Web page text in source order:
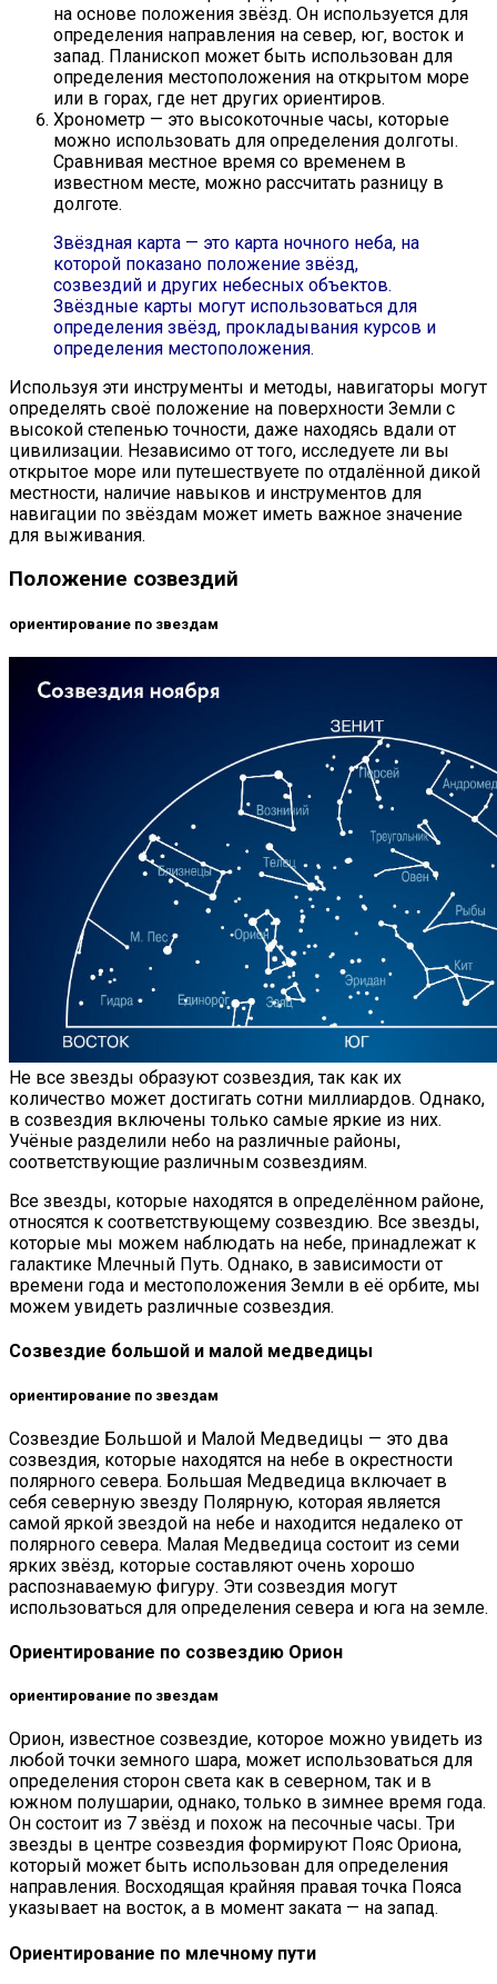
на основе положения звёзд. Он используется для
определения направления на север, юг, восток и
запад. Планископ может быть использован для
определения местоположения на открытом море
или в горах, где нет других ориентиров.
Хронометр — это высокоточные часы, которые
можно использовать для определения долготы.
Сравнивая местное время со временем в
известном месте, можно рассчитать разницу в
долготе.
Звёздная карта — это карта ночного неба, на
которой показано положение звёзд,
созвездий и других небесных объектов.
Звёздные карты могут использоваться для
определения звёзд, прокладывания курсов и
определения местоположения.
Используя эти инструменты и методы, навигаторы могут
определять своё положение на поверхности Земли с
высокой степенью точности, даже находясь вдали от
цивилизации. Независимо от того, исследуете ли вы
открытое море или путешествуете по отдалённой дикой
местности, наличие навыков и инструментов для
навигации по звёздам может иметь важное значение
для выживания.
Положение созвездий
ориентирование по звездам
Не все звезды образуют созвездия, так как их
количество может достигать сотни миллиардов. Однако,
в созвездия включены только самые яркие из них.
Учёные разделили небо на различные районы,
соответствующие различным созвездиям.
Все звезды, которые находятся в определённом районе,
относятся к соответствующему созвездию. Все звезды,
которые мы можем наблюдать на небе, принадлежат к
галактике Млечный Путь. Однако, в зависимости от
времени года и местоположения Земли в её орбите, мы
можем увидеть различные созвездия.
Созвездие большой и малой медведицы
ориентирование по звездам
Созвездие Большой и Малой Медведицы — это два
созвездия, которые находятся на небе в окрестности
полярного севера. Большая Медведица включает в
себя северную звезду Полярную, которая является
самой яркой звездой на небе и находится недалеко от
полярного севера. Малая Медведица состоит из семи
ярких звёзд, которые составляют очень хорошо
распознаваемую фигуру. Эти созвездия могут
использоваться для определения севера и юга на земле.
Ориентирование по созвездию Орион
ориентирование по звездам
Орион, известное созвездие, которое можно увидеть из
любой точки земного шара, может использоваться для
определения сторон света как в северном, так и в
южном полушарии, однако, только в зимнее время года.
Он состоит из 7 звёзд и похож на песочные часы. Три
звезды в центре созвездия формируют Пояс Ориона,
который может быть использован для определения
направления. Восходящая крайняя правая точка Пояса
указывает на восток, а в момент заката — на запад.
Ориентирование по млечному пути